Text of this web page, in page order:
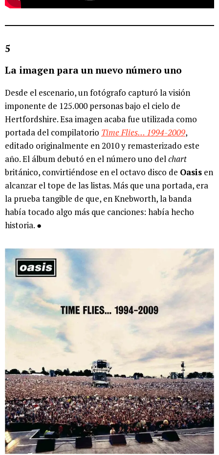
5
La imagen para un nuevo número uno
Desde el escenario, un fotógrafo capturó la visión
imponente de 125.000 personas bajo el cielo de
Hertfordshire. Esa imagen acaba fue utilizada como
portada del compilatorio Time Flies… 1994-2009,
editado originalmente en 2010 y remasterizado este
año. El álbum debutó en el número uno delchart
británico, convirtiéndose en el octavo disco de Oasis en
alcanzar el tope de las listas. Más que una portada, era
la prueba tangible de que, en Knebworth, la banda
había tocado algo más que canciones: había hecho
historia. ●